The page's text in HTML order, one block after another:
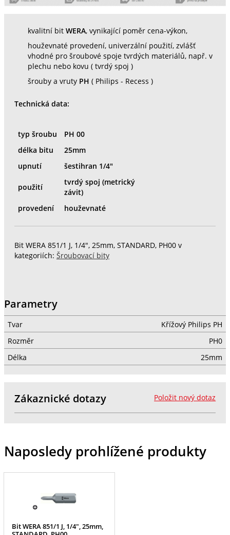
kvalitní bit WERA, vynikající poměr cena-výkon,
houževnaté provedení, univerzální použití, zvlášť
vhodné pro šroubové spoje tvrdých materiálů, např. v
plechu nebo kovu ( tvrdý spoj )
šrouby a vruty PH ( Philips - Recess )
Technická data:
typ šroubu
PH 00
délka bitu
25mm
upnutí
šestihran 1/4"
použití
tvrdý spoj (metrický
závit)
provedení
houževnaté
Bit WERA 851/1 J, 1/4", 25mm, STANDARD, PH00 v
kategoriích: Šroubovací bity
Parametry
Tvar
Křížový Philips PH
Rozměr
PH0
Délka
25mm
Položit nový dotaz
Zákaznické dotazy
Naposledy prohlížené produkty
Bit WERA 851/1 J, 1/4", 25mm,